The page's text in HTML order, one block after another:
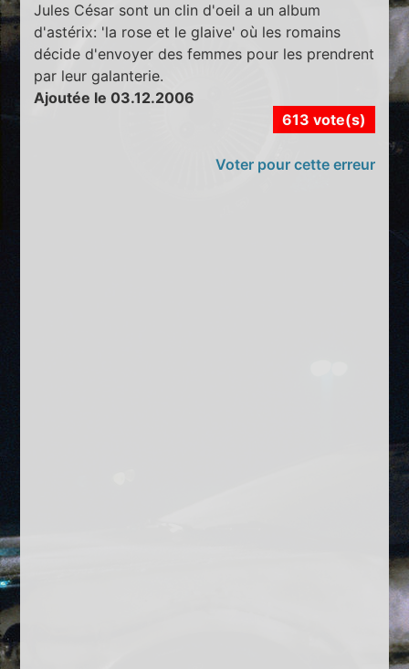
Jules César sont un clin d'oeil a un album
d'astérix: 'la rose et le glaive' où les romains
décide d'envoyer des femmes pour les prendrent
par leur galanterie.
Ajoutée le 03.12.2006
613 vote(s)
Voter pour cette erreur